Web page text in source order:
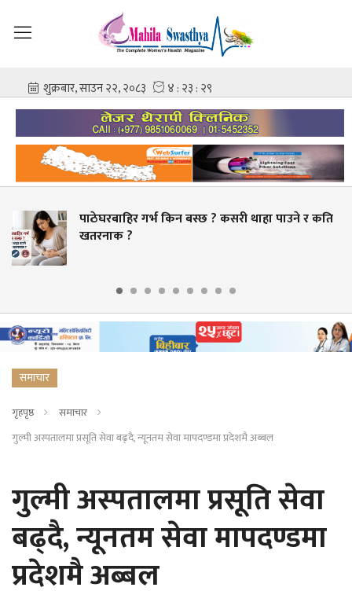
किन बस्छ ? कसरी थाहा पाउने र कति
स्वास्थ्य
समाचार
गृहपृष्ठ
समाचार
गुल्मी अस्पतालमा प्रसूति सेवा बढ्दै, न्यूनतम सेवा मापदण्डमा प्रदेशमै अब्बल
गुल्मी अस्पतालमा प्रसूति सेवा
बढ्दै, न्यूनतम सेवा मापदण्डमा
प्रदेशमै अब्बल